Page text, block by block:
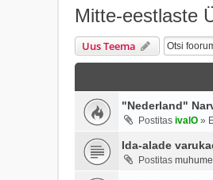
Mitte-eestlaste
Uus Teema
"Nederland"
Postitas ivalO »
Ida-alade
Postitas